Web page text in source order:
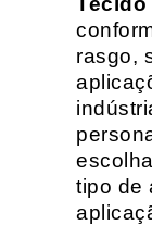
rasgo,
tipo de